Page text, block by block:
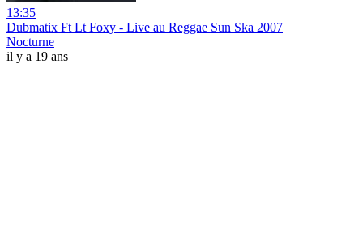
13:35
Dubmatix Ft Lt Foxy - Live au Reggae Sun Ska 2007
Nocturne
il y a 19 ans